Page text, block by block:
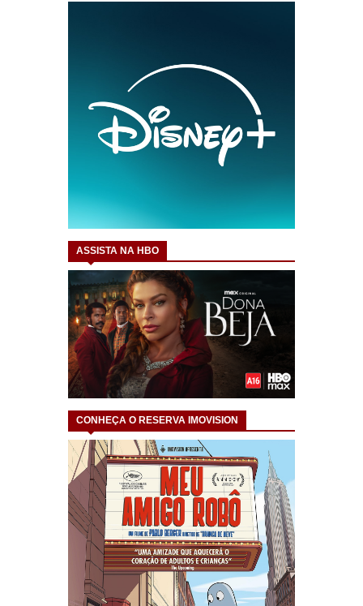
ASSISTA NA HBO
CONHEÇA O RESERVA IMOVISION